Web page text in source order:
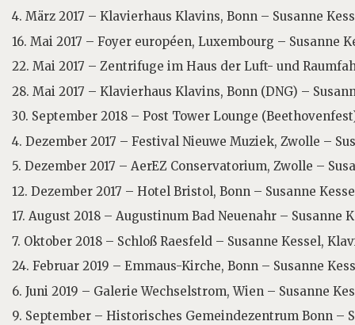
4. März 2017 – Klavierhaus Klavins, Bonn – Susanne
16. Mai 2017 – Foyer européen, Luxembourg – Susanne
22. Mai 2017 – Zentrifuge im Haus der Luft- und
28. Mai 2017 – Klavierhaus Klavins, Bonn (DNG) –
30. September 2018 – Post Tower Lounge
4. Dezember 2017 – Festival Nieuwe Muziek, Zwolle –
5. Dezember 2017 – AerEZ Conservatorium, Zwolle –
12. Dezember 2017 – Hotel Bristol, Bonn – Susanne
17. August 2018 – Augustinum Bad Neuenahr – Susanne
7. Oktober 2018 – Schloß Raesfeld – Susanne Kessel,
24. Februar 2019 – Emmaus-Kirche, Bonn – Susanne
6. Juni 2019 – Galerie Wechselstrom, Wien – Susanne
9. September – Historisches Gemeindezentrum Bonn –